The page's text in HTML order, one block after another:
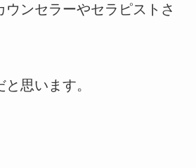
ウンセラーやセラピストさ
思います。